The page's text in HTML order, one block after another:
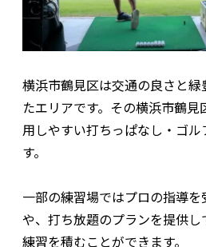
横浜市鶴見区は交通の良さと
たエリアです。その横浜市鶴
用しやすい打ちっぱなし・ゴ
す。
一部の練習場ではプロの指導
や、打ち放題のプランを提供
練習を積むことができます。